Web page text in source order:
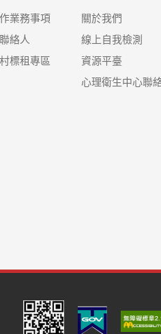
業務事項
絡人
標租專區
關於我們
線上自我檢測
資源平臺
心理衛生中心聯